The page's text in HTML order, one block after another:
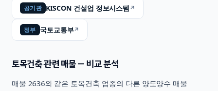
공기관 KISCON 건설업 정보시스템↗
정부 국토교통부↗
토목건축관련 매물 — 비교 분석
매물 2636와 같은 토목건축 업종의 다른 양도양수 매물